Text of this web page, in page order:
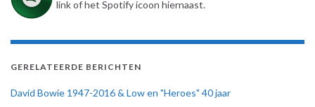
link of het Spotify icoon hiernaast.
GERELATEERDE BERICHTEN
David Bowie 1947-2016 & Low en "Heroes" 40 jaar